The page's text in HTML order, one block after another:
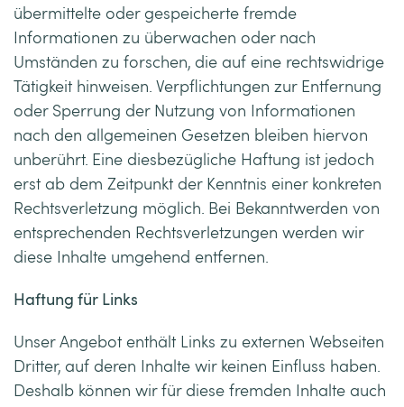
übermittelte oder gespeicherte fremde
Informationen zu überwachen oder nach
Umständen zu forschen, die auf eine rechtswidrige
Tätigkeit hinweisen. Verpflichtungen zur Entfernung
oder Sperrung der Nutzung von Informationen
nach den allgemeinen Gesetzen bleiben hiervon
unberührt. Eine diesbezügliche Haftung ist jedoch
erst ab dem Zeitpunkt der Kenntnis einer konkreten
Rechtsverletzung möglich. Bei Bekanntwerden von
entsprechenden Rechtsverletzungen werden wir
diese Inhalte umgehend entfernen.
Haftung für Links
Unser Angebot enthält Links zu externen Webseiten
Dritter, auf deren Inhalte wir keinen Einfluss haben.
Deshalb können wir für diese fremden Inhalte auch